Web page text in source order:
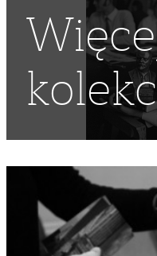
KOMUNIZM ,DELEGACJE,
RZECZPOSPOLITA
AZJA POŁUDNIOWO-
WOJNA